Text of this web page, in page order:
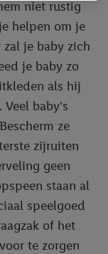
niet rustig
helpen om je
je baby zich
je baby zo
als hij
baby's
ze
zijruiten
geen
staan al
speelgoed
of het
te zorgen
personaliseren
account
account, dan
online
opgegeven in
in diensten van
reclame te
ook worden
identifiers die
retargeting
waarin je
het product
maar het
op